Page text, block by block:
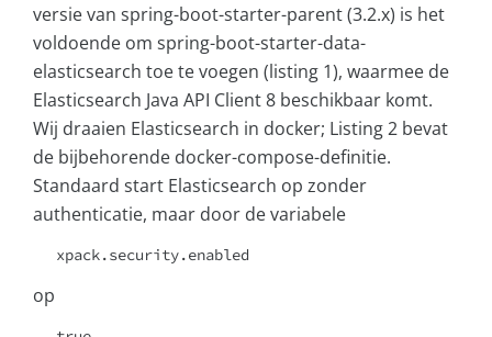
versie van spring-boot-starter-parent (3.2.x) is het
voldoende om spring-boot-starter-data-
elasticsearch toe te voegen (listing 1), waarmee de
Elasticsearch Java API Client 8 beschikbaar komt.
Wij draaien Elasticsearch in docker; Listing 2 bevat
de bijbehorende docker-compose-definitie.
Standaard start Elasticsearch op zonder
authenticatie, maar door de variabele
xpack.security.enabled
op